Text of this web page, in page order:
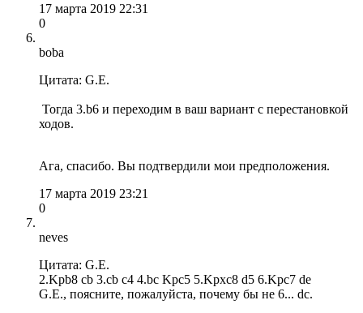
17 марта 2019 22:31
0
boba
Цитата: G.E.
Тогда 3.b6 и переходим в ваш вариант с перестановкой
ходов.
Ага, спасибо. Вы подтвердили мои предположения.
17 марта 2019 23:21
0
neves
Цитата: G.E.
2.Kрb8 cb 3.cb c4 4.bc Kрc5 5.Kрxc8 d5 6.Kрc7 de
G.E., поясните, пожалуйста, почему бы не 6... dc.